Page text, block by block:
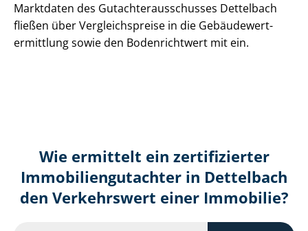
Marktdaten des Gut­ach­ter­aus­schus­ses Dettelbach
fließen über Ver­gleichs­prei­se in die Ge­bäu­de­wert­
ermitt­lung sowie den Bodenrichtwert mit ein.
Wie ermittelt ein zertifizierter
Immobilien­gutachter in Dettelbach
den Verkehrswert einer Immobilie?